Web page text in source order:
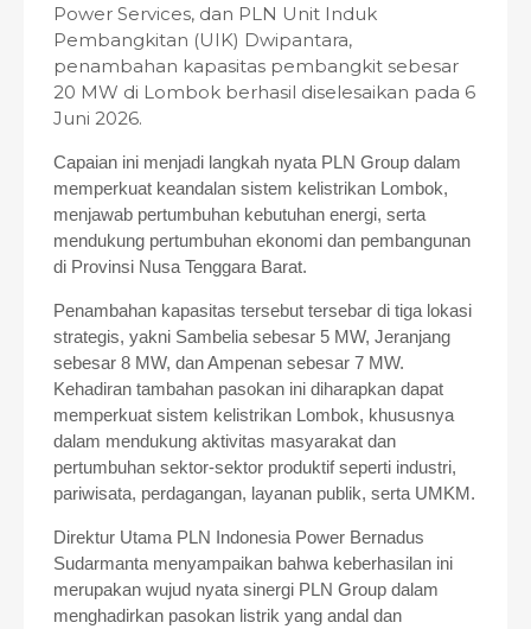
Power Services, dan PLN Unit Induk
Pembangkitan (UIK) Dwipantara,
penambahan kapasitas pembangkit sebesar
20 MW di Lombok berhasil diselesaikan pada 6
Juni 2026.
Capaian ini menjadi langkah nyata PLN Group dalam
memperkuat keandalan sistem kelistrikan Lombok,
menjawab pertumbuhan kebutuhan energi, serta
mendukung pertumbuhan ekonomi dan pembangunan
di Provinsi Nusa Tenggara Barat.
Penambahan kapasitas tersebut tersebar di tiga lokasi
strategis, yakni Sambelia sebesar 5 MW, Jeranjang
sebesar 8 MW, dan Ampenan sebesar 7 MW.
Kehadiran tambahan pasokan ini diharapkan dapat
memperkuat sistem kelistrikan Lombok, khususnya
dalam mendukung aktivitas masyarakat dan
pertumbuhan sektor-sektor produktif seperti industri,
pariwisata, perdagangan, layanan publik, serta UMKM.
Direktur Utama PLN Indonesia Power Bernadus
Sudarmanta menyampaikan bahwa keberhasilan ini
merupakan wujud nyata sinergi PLN Group dalam
menghadirkan pasokan listrik yang andal dan